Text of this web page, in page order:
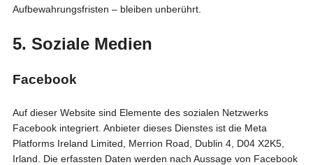
Aufbewahrungsfristen – bleiben unberührt.
5. Soziale Medien
Facebook
Auf dieser Website sind Elemente des sozialen Netzwerks
Facebook integriert. Anbieter dieses Dienstes ist die Meta
Platforms Ireland Limited, Merrion Road, Dublin 4, D04 X2K5,
Irland. Die erfassten Daten werden nach Aussage von Facebook